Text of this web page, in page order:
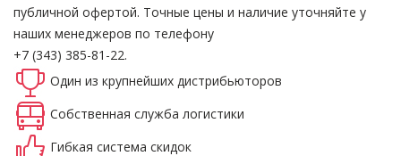
публичной офертой. Точные цены и наличие уточняйте у
наших менеджеров по телефону
+7 (343) 385-81-22.
Один из крупнейших дистрибьюторов
Собственная служба логистики
Гибкая система скидок